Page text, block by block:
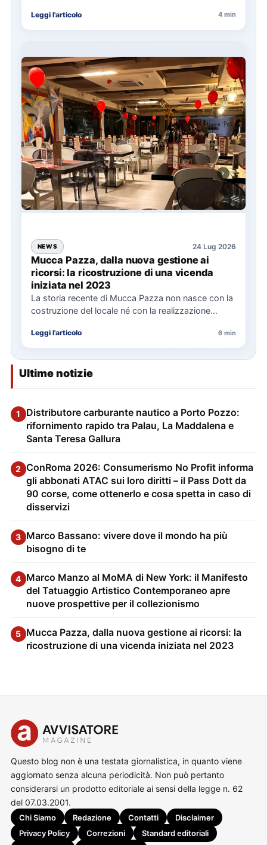
Leggi l'articolo 4 min
NEWS 24 Lug 2026
Mucca Pazza, dalla nuova gestione ai
ricorsi: la ricostruzione di una vicenda
iniziata nel 2023
La storia recente di Mucca Pazza non nasce con la
costruzione del locale né con la realizzazione
Leggi l'articolo 6 min
Ultime notizie
1
Distributore carburante nautico a Porto Pozzo:
rifornimento rapido tra Palau, La Maddalena e
Santa Teresa Gallura
2 ConRoma 2026: Consumerismo No Profit informa
gli abbonati ATAC sui loro diritti – il Pass Dott da
90 corse, come ottenerlo e cosa spetta in caso di
disservizi
3 Marco Bassano: vivere dove il mondo ha più
bisogno di te
4 Marco Manzo al MoMA di New York: il Manifesto
del Tatuaggio Artistico Contemporaneo apre
nuove prospettive per il collezionismo
5 Mucca Pazza, dalla nuova gestione ai ricorsi: la
ricostruzione di una vicenda iniziata nel 2023
Questo blog non è una testata giornalistica, in quanto viene
aggiornato senza alcuna periodicità. Non può pertanto
considerarsi un prodotto editoriale ai sensi della legge n. 62
del 07.03.2001.
Chi Siamo Redazione Contatti
Disclaimer
Privacy Policy
Correzioni
Standard editoriali